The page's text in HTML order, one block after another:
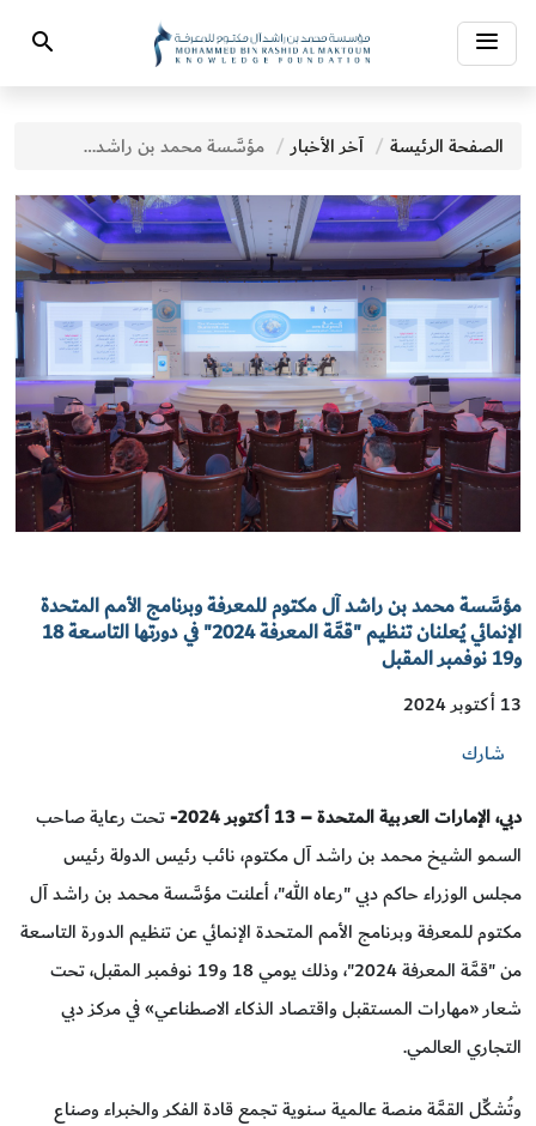
Toggle
navigation
Search
الصفحة الرئيسة آخر الأخبار مؤسَّسة محمد بن راشد آل مكتوم للمعرفة وبرنامج الأمم المتحدة الإنمائي يُعلنان تنظيم "قمَّة المعرفة 2024" في دورتها التاسعة 18 و19 نوفمبر المقبل
مؤسَّسة محمد بن راشد آل مكتوم للمعرفة وبرنامج الأمم المتحدة
الإنمائي يُعلنان تنظيم "قمَّة المعرفة 2024" في دورتها التاسعة 18
و19 نوفمبر المقبل
13 أكتوبر 2024
شارك
دبي، الإمارات العربية المتحدة – 13 أكتوبر 2024-
تحت رعاية صاحب
السمو الشيخ محمد بن راشد آل مكتوم، نائب رئيس الدولة رئيس
مجلس الوزراء حاكم دبي "رعاه الله"، أعلنت مؤسَّسة محمد بن راشد آل
مكتوم للمعرفة وبرنامج الأمم المتحدة الإنمائي عن تنظيم الدورة التاسعة
من "قمَّة المعرفة 2024"، وذلك يومي 18 و19 نوفمبر المقبل، تحت
شعار «مهارات المستقبل واقتصاد الذكاء الاصطناعي» في مركز دبي
التجاري العالمي.
وتُشكِّل القمَّة منصة عالمية سنوية تجمع قادة الفكر والخبراء وصناع